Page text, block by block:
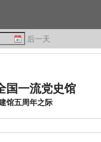
后一天
国一流党史馆
馆五周年之际